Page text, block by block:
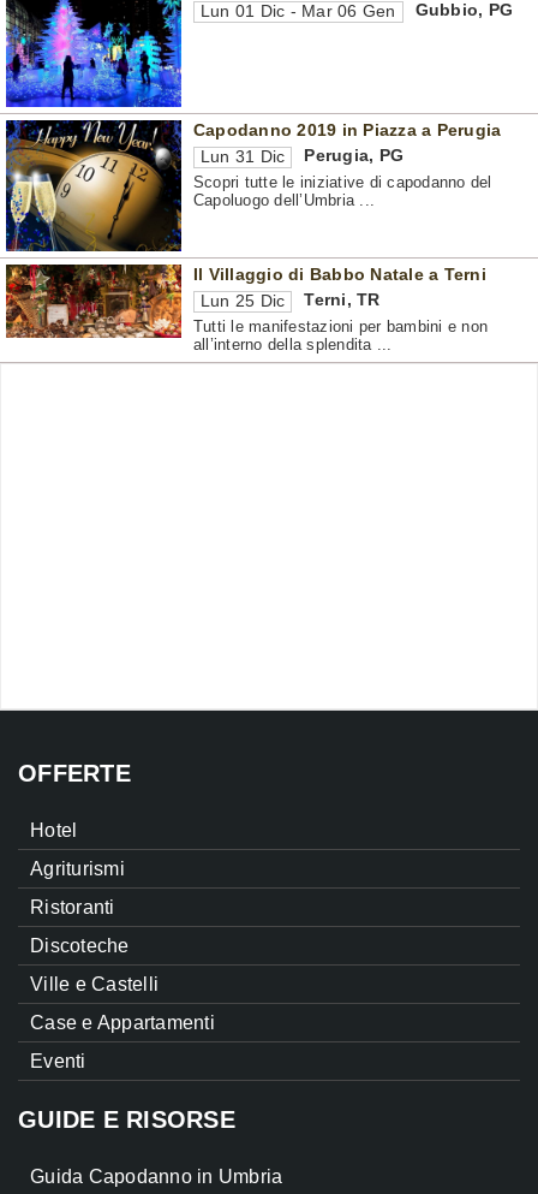
Lun 01 Dic - Mar 06 Gen Gubbio, PG
Capodanno 2019 in Piazza a Perugia
Lun 31 Dic Perugia, PG
Scopri tutte le iniziative di capodanno del
Capoluogo dell’Umbria ...
Il Villaggio di Babbo Natale a Terni
Lun 25 Dic Terni ,TR
Tutti le manifestazioni per bambini e non
all’interno della splendita ...
OFFERTE
Hotel
Agriturismi
Ristoranti
Discoteche
Ville e Castelli
Case e Appartamenti
Eventi
GUIDE E RISORSE
Guida Capodanno in Umbria